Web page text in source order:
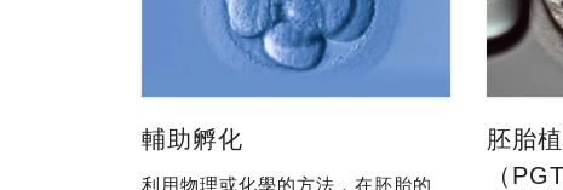
輔助孵化
利用物理或化學的方法，在胚胎的
胚胎
（